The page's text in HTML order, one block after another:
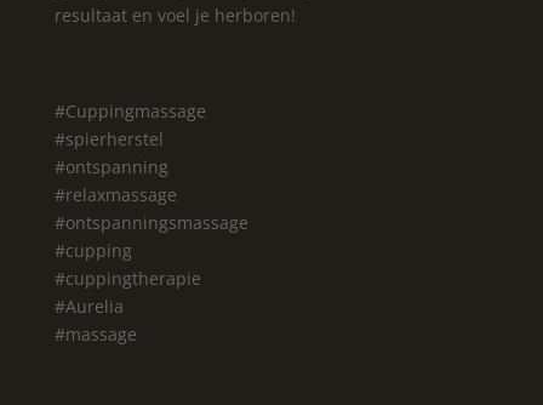
resultaat en voel je herboren!
#Cuppingmassage
#spierherstel
#ontspanning
#relaxmassage
#ontspanningsmassage
#cupping
#cuppingtherapie
#Aurelia
#massage